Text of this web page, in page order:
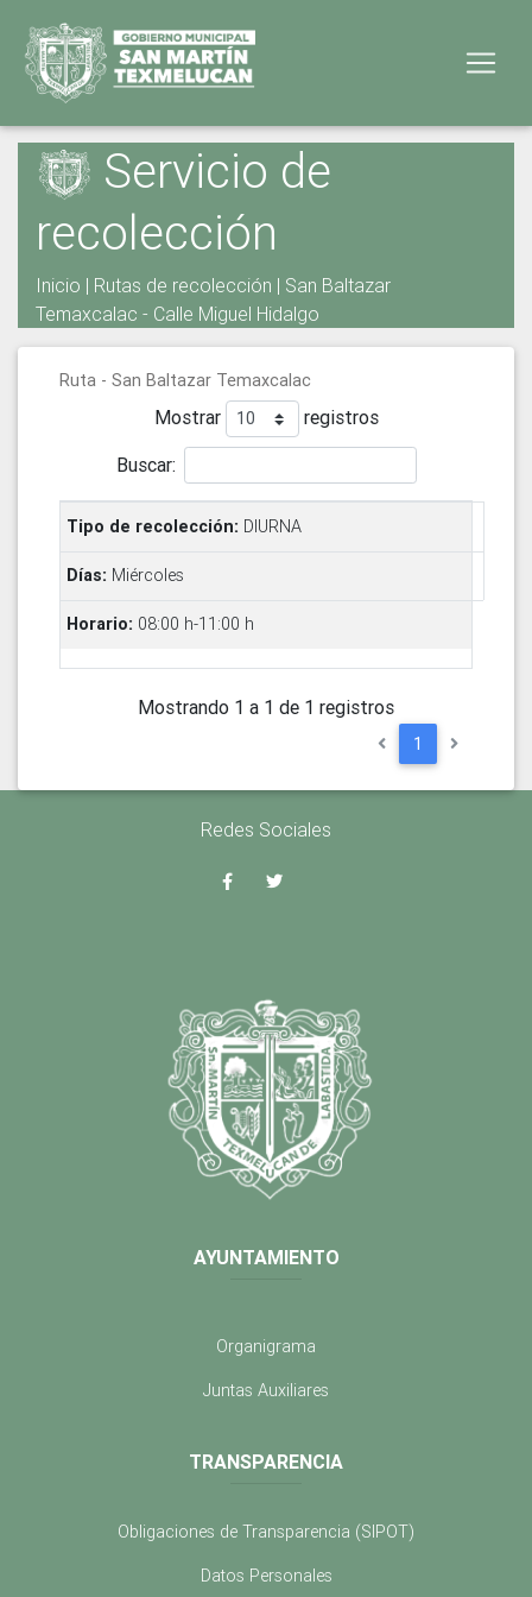
Servicio de
recolección
Inicio | Rutas de recolección | San Baltazar
Temaxcalac - Calle Miguel Hidalgo
Ruta - San Baltazar Temaxcalac
Mostrar
registros
Buscar:
DIURNA
Miércoles
08:00 h-11:00 h
Mostrando 1 a 1 de 1 registros
1
Redes Sociales
AYUNTAMIENTO
Organigrama
Juntas Auxiliares
TRANSPARENCIA
Obligaciones de Transparencia (SIPOT)
Datos Personales